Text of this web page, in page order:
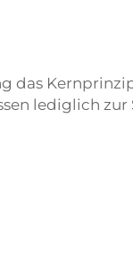
das
lediglich zur
ergonomischer
unterstützen